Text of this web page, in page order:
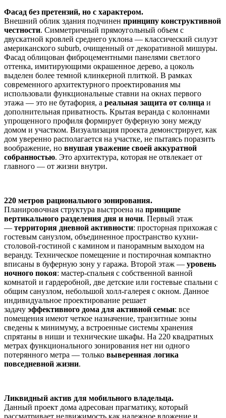
Фасад без претензий, но с характером.
Внешний облик здания подчинен принципу конструктивной
честности. Симметричный прямоугольный объем с
двускатной кровлей среднего уклона — классический силуэт
американского suburb, очищенный от декоративной мишуры.
Фасад облицован фиброцементными панелями светлого
оттенка, имитирующими окрашенное дерево, а цоколь
выделен более темной клинкерной плиткой. В рамках
современного архитектурного проектирования мы
использовали функциональные ставни на окнах первого
этажа — это не бутафория, а реальная защита от солнца и
дополнительная приватность. Крытая веранда с колоннами
упрощенного профиля формирует буферную зону между
домом и участком. Визуализация проекта демонстрирует, как
дом уверенно располагается на участке, не пытаясь поразить
воображение, но внушая уважение своей аккуратной
собранностью. Это архитектура, которая не отвлекает от
главного — от жизни внутри.
220 метров рационального зонирования.
Планировочная структура выстроена на принципе
вертикального разделения дня и ночи. Первый этаж
— территория дневной активности: просторная прихожая с
гостевым санузлом, объединенное пространство кухни-
столовой-гостиной с камином и панорамным выходом на
веранду. Техническое помещение и постирочная компактно
вписаны в буферную зону у гаража. Второй этаж — уровень
ночного покоя: мастер-спальня с собственной ванной
комнатой и гардеробной, две детские или гостевые спальни с
общим санузлом, небольшой холл-галерея с окном. Данное
индивидуальное проектирование решает
задачу эффективного дома для активной семьи: все
помещения имеют четкое назначение, транзитные зоны
сведены к минимуму, а встроенные системы хранения
спрятаны в ниши и технические шкафы. На 220 квадратных
метрах функционального зонирования нет ни одного
потерянного метра — только выверенная логика
повседневной жизни.
Ликвидный актив для мобильного владельца.
Данный проект дома адресован прагматику, который